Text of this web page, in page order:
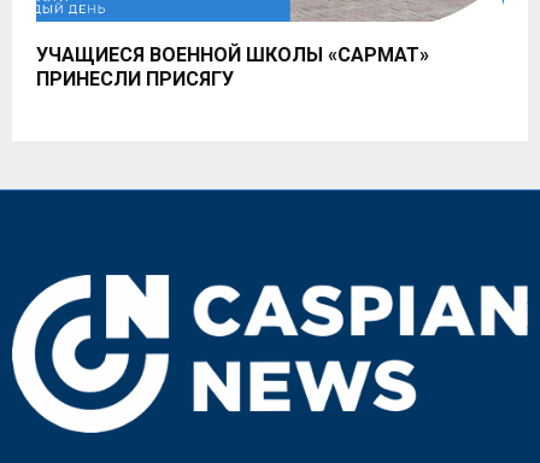
УЧАЩИЕСЯ ВОЕННОЙ ШКОЛЫ «САРМАТ»
ПРИНЕСЛИ ПРИСЯГУ